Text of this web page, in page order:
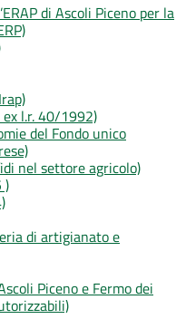
di Ascoli Piceno per la
l.r. 40/1992)
del Fondo unico
nel settore agricolo)
)
di artigianato e
Piceno e Fermo dei